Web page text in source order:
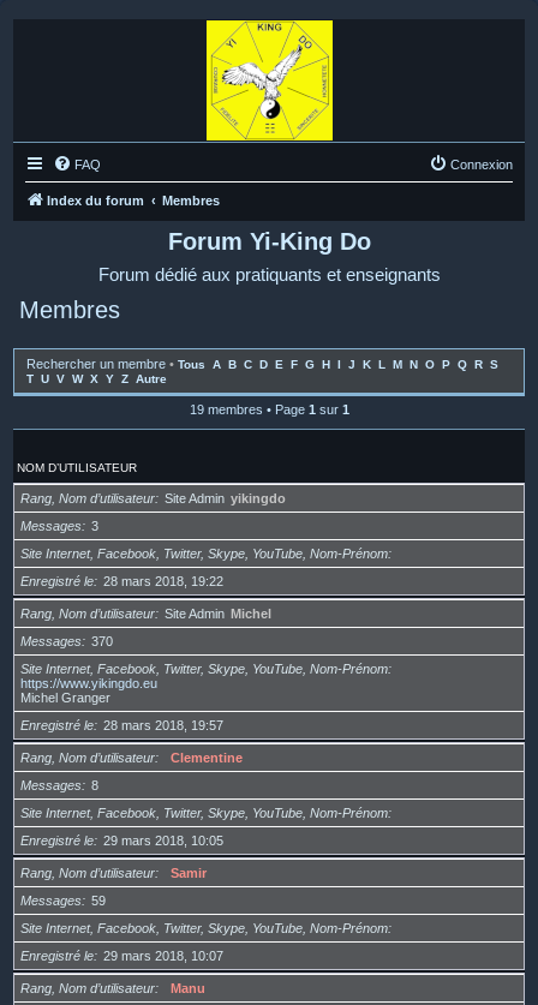
FAQ Connexion
Index du forum Membres
Forum Yi-King Do
Forum dédié aux pratiquants et enseignants
Membres
Rechercher un membre • Tous A B C D E F G H I J K L M N O P Q R S
T U V W X Y Z Autre
19 membres • Page 1 sur 1
NOM D’UTILISATEUR
Rang, Nom d’utilisateur Site Admin yikingdo
Messages
3
Site Internet, Facebook, Twitter, Skype, YouTube, Nom-Prénom
Enregistré le
28 mars 2018, 19:22
Rang, Nom d’utilisateur Site Admin Michel
Messages
370
Site Internet, Facebook, Twitter, Skype, YouTube, Nom-Prénom
https://www.yikingdo.eu
Michel Granger
Enregistré le
28 mars 2018, 19:57
Rang, Nom d’utilisateur
Clementine
Messages
8
Site Internet, Facebook, Twitter, Skype, YouTube, Nom-Prénom
Enregistré le
29 mars 2018, 10:05
Rang, Nom d’utilisateur
Samir
Messages
59
Site Internet, Facebook, Twitter, Skype, YouTube, Nom-Prénom
Enregistré le
29 mars 2018, 10:07
Rang, Nom d’utilisateur
Manu